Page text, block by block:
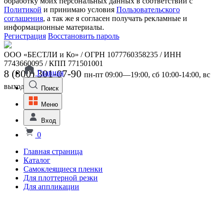
Политикой и принимаю условия Пользовательского
соглашения, а так же я согласен получать рекламные и
информационные материалы.
Регистрация Восстановить пароль
ООО «БЕСТЛИ и Ко» / ОГРН 1077760358235 / ИНН
7743660095 / КПП 771501001
8 (800) 301-07-90 пн-пт 09:00—19:00, сб 10:00-14:00, вс
выходной
Главная
Поиск
Меню
Вход
0
Главная страница
Каталог
Самоклеящиеся пленки
Для плоттерной резки
Для аппликации